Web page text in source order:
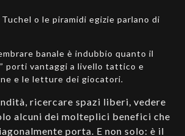
o le piramidi egizie parlano di
banale è indubbio quanto il
porti vantaggi a livello tattico e
e le letture dei giocatori.
ricercare spazi liberi, vedere
alcuni dei molteplici benefici che
porta. E non solo: è il